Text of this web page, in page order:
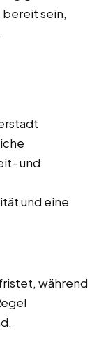
sein,
und
und eine
während